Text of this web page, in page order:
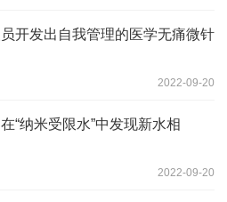
开发出自我管理的医学无痛微针
2022-09-20
“纳米受限水”中发现新水相
2022-09-20